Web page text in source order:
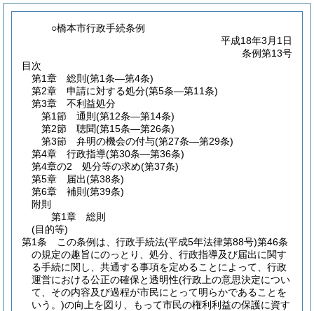
○橋本市行政手続条例
平成18年3月1日
条例第13号
目次
第1章
総則 (第1条―第4条)
第2章
申請に対する処分(第5条―第11条)
第3章
不利益処分
第1節
通則 (第12条―第14条)
第2節
聴聞(第15条―第26条)
第3節
弁明の機会の付与(第27条―第29条)
第4章
行政指導(第30条―第36条)
第4章の2
処分等の求め(第37条)
第5章
届出(第38条)
第6章
補則 (第39条)
附則
第1章
総則
(目的等)
第1条
この条例は、行政手続法(平成5年法律第88号)第46条
の規定の趣旨にのっとり、処分、行政指導及び届出に関す
る手続に関し、共通する事項を定めることによって、行政
運営における公正の確保と透明性(行政上の意思決定につい
て、その内容及び過程が市民にとって明らかであることを
いう。)の向上を図り、もって市民の権利利益の保護に資す